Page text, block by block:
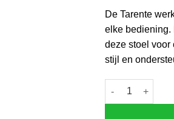
De Tarente
elke bediening.
deze stoel voor
stijl en
Werkstoel